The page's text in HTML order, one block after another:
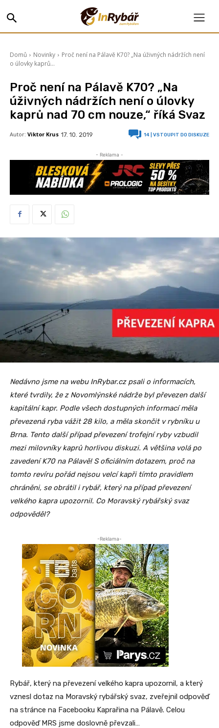
Domů Novinky
Proč není na Pálavě K70? „Na úživných nádržích není
o úlovky kaprů...
Proč není na Pálavě K70? „Na
úživných nádržích není o úlovky
kaprů nad 70 cm nouze,“ říká Svaz
Autor: Viktor Krus 17. 10. 2019 14 | VSTOUPIT DO DISKUZE
- Reklama -
Nedávno jsme na webu InRybar.cz psali o informacích,
které tvrdily, že z Novomlýnské nádrže byl převezen další
kapitální kapr. Podle všech dostupných informací měla
převezená ryba vážit 28 kilo, a měla skončit v rybníku u
Brna. Tento další případ převezení trofejní ryby vzbudil
mezi milovníky kaprů horlivou diskuzi. A většina volá po
zavedení K70 na Pálavě! S oficiálním dotazem, proč na
tomto revíru pořád nejsou velcí kapři tímto pravidlem
chráněni, se obrátil i rybář, který na případ převezení
velkého kapra upozornil. Co Moravský rybářský svaz
odpověděl?
-Reklama-
Rybář, který na převezení velkého kapra upozornil, a který
vznesl dotaz na Moravský rybářský svaz, zveřejnil odpověď
na stránce na Facebooku Kaprařina na Pálavě. Celou
odpověď MRS jsme doslovně převzali…